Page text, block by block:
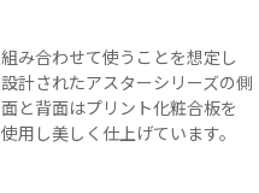
組み合わせて使うことを想定し
設計されたアスターシリーズの側
面と背面はプリント化粧合板を
使用し美しく仕上げています。